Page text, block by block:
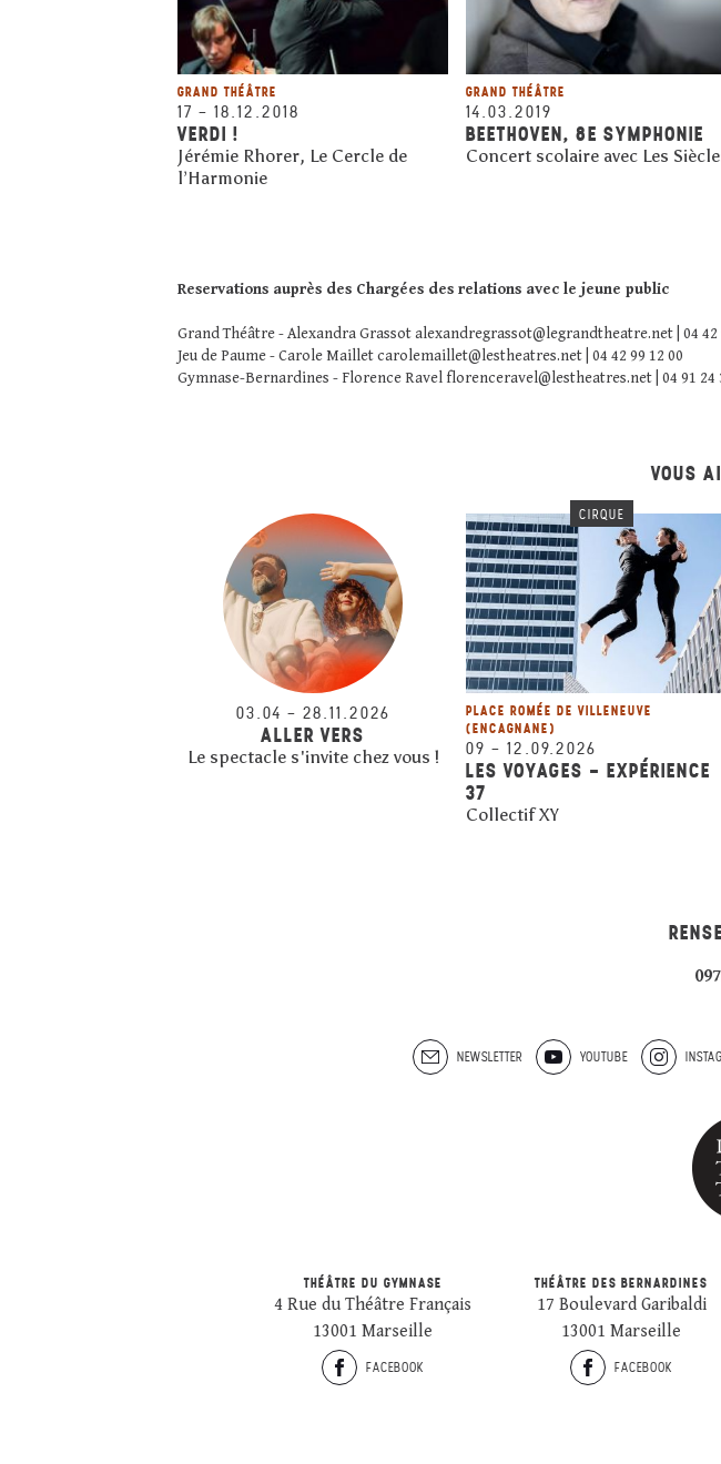
GRAND THÉÂTRE
17 – 18.12.2018
VERDI !
Jérémie Rhorer, Le Cercle de
l’Harmonie
GRAND THÉÂTRE
14.03.2019
BEETHOVEN, 8E SYMPHONIE
Concert scolaire avec Les
Reservations auprès des Chargées des relations avec le jeune public
Grand Théâtre - Alexandra Grassotalexandregrassot@legrandtheatre.net | 04
Jeu de Paume - Carole Mailletcarolemaillet@lestheatres.net | 04 42 99 12 00
Gymnase-Bernardines - Florence Ravel florenceravel@lestheatres.net | 04 91 24
VOUS
03.04 – 28.11.2026
ALLER VERS
Le spectacle s'invite chez vous !
CIRQUE
PLACE ROMÉE DE VILLENEUVE
(ENCAGNANE)
09 – 12.09.2026
LES VOYAGES - EXPÉRIENCE
37
Collectif XY
NEWSLETTER YOUTUBE
THÉÂTRE DU GYMNASE
4 Rue du Théâtre Français
13001 Marseille
FACEBOOK
THÉÂTRE DES BERNARDINES
17 Boulevard Garibaldi
13001 Marseille
FACEBOOK